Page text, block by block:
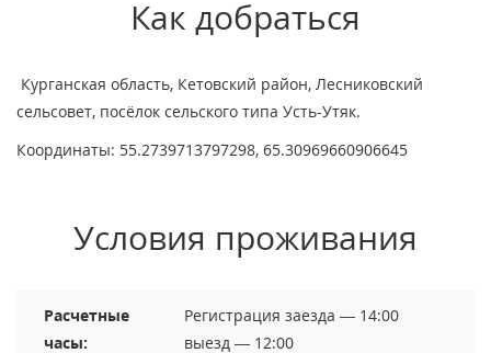
Как добраться
Курганская область, Кетовский район, Лесниковский
сельсовет, посёлок сельского типа Усть-Утяк.
Координаты: 55.2739713797298, 65.30969660906645
Условия проживания
Расчетные
часы:
Регистрация заезда — 14:00
выезд — 12:00